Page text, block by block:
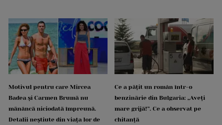
Motivul pentru care Mircea
Badea și Carmen Brumă nu
mănâncă niciodată împreună.
Detalii neștiute din viața lor de
Ce a pățit un român într-o
benzinărie din Bulgaria: „Aveți
mare grijă!”. Ce a observat pe
chitanță